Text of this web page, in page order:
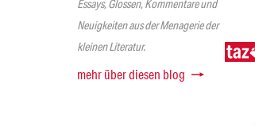
Essays, Glossen, Kommentare und
Neuigkeiten aus der Menagerie der
kleinen Literatur.
mehr über diesen blog